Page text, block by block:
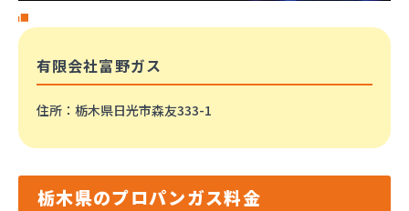
有限会社富野ガス
住所 ：栃木県日光市森友333-1
栃木県のプロパンガス料金